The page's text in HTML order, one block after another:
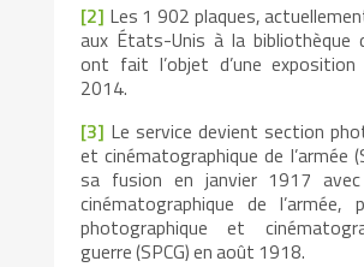
[2] Les 1 902 plaques,
aux États-Unis à la bibliothèque
ont fait l’objet d’une
2014.
[3] Le service devient section
et cinématographique de l’armée
sa fusion en janvier 1917
cinématographique de l’armée,
photographique et
guerre (SPCG) en août 1918.